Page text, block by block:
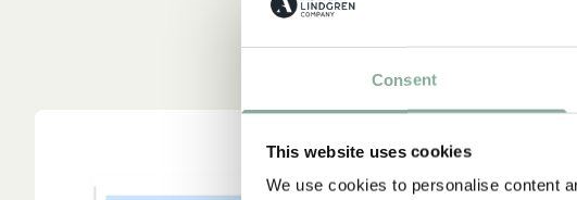
Consent
This website uses cookies
We use cookies to personalise content